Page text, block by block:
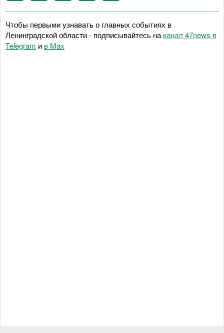
Чтобы первыми узнавать о главных событиях в
Ленинградской области - подписывайтесь на канал 47news в
Telegram и в Maх